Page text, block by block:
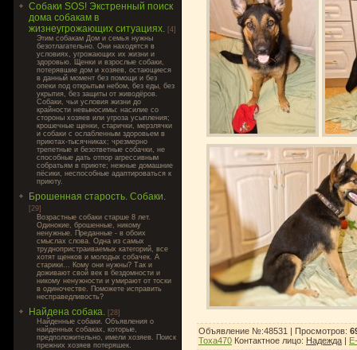
Собаки SOS! Экстренный поиск
дома собакам в
жизнеугрожающих ситуациях. [4]
Этим собакам Дом и семья нужны
безотлагательно. Они находятся в
условиях, угрожающих их жизни и
здоровью. Щенки и взрослые собаки,
потерявшие дом и хозяев, остающиеся
в данный момент без помощи и без
опеки под открытым небом, без еды, без
укрытия, без защиты от живодёров.
Собаки, чьи условия жизни до
крайности невыносимы: насилие со
стороны хозяев или угроза усыпления;
крошечные щенки, старички, мерзлячки
и собаки с ослабленным здоровьем в
приютах-тысячниках; чрезмерно
трепетные и безответные собачки, не
способные дать отпор агрессивным
собратьям в приюте; нежные домашние
пёсики, неспособные адаптироваться к
приюту.
Брошенная старость. Собаки.
[29]
Возрастные собаки старше 8 лет.
Одинокие, брошенные, никому
ненужные. Преданные - в обоих
смыслах слова. Одна из самых
труднопристраиваемых категорий, все
хотят щенков и молодых собачек. А
старики... Кому они нужны? Так и
доживают свой век в бездомности и
никому ненужности и умирают от тоски
в одиночестве. Поможете исправить
несправедливость?
Найдена собака. [28]
Найденные собаки. Объявления о
найденных собаках, которые,
предположительно, имели хозяев. Поиск
прежних хозяев потеряшек.
Объявление №:48531 | Просмотров:
Toxa470 Контактное лицо: Надежда |